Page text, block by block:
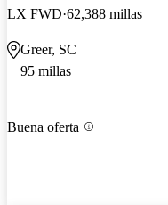
LX FWD 62,388 millas
Greer, SC
95 millas
Buena oferta